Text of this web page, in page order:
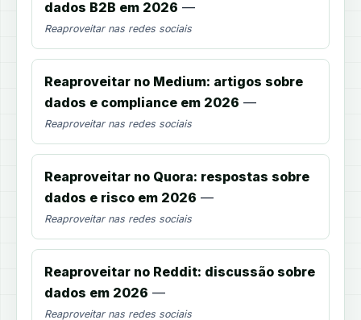
dados B2B em 2026 —
Reaproveitar nas redes sociais
Reaproveitar no Medium: artigos sobre
dados e compliance em 2026 —
Reaproveitar nas redes sociais
Reaproveitar no Quora: respostas sobre
dados e risco em 2026 —
Reaproveitar nas redes sociais
Reaproveitar no Reddit: discussão sobre
dados em 2026 —
Reaproveitar nas redes sociais